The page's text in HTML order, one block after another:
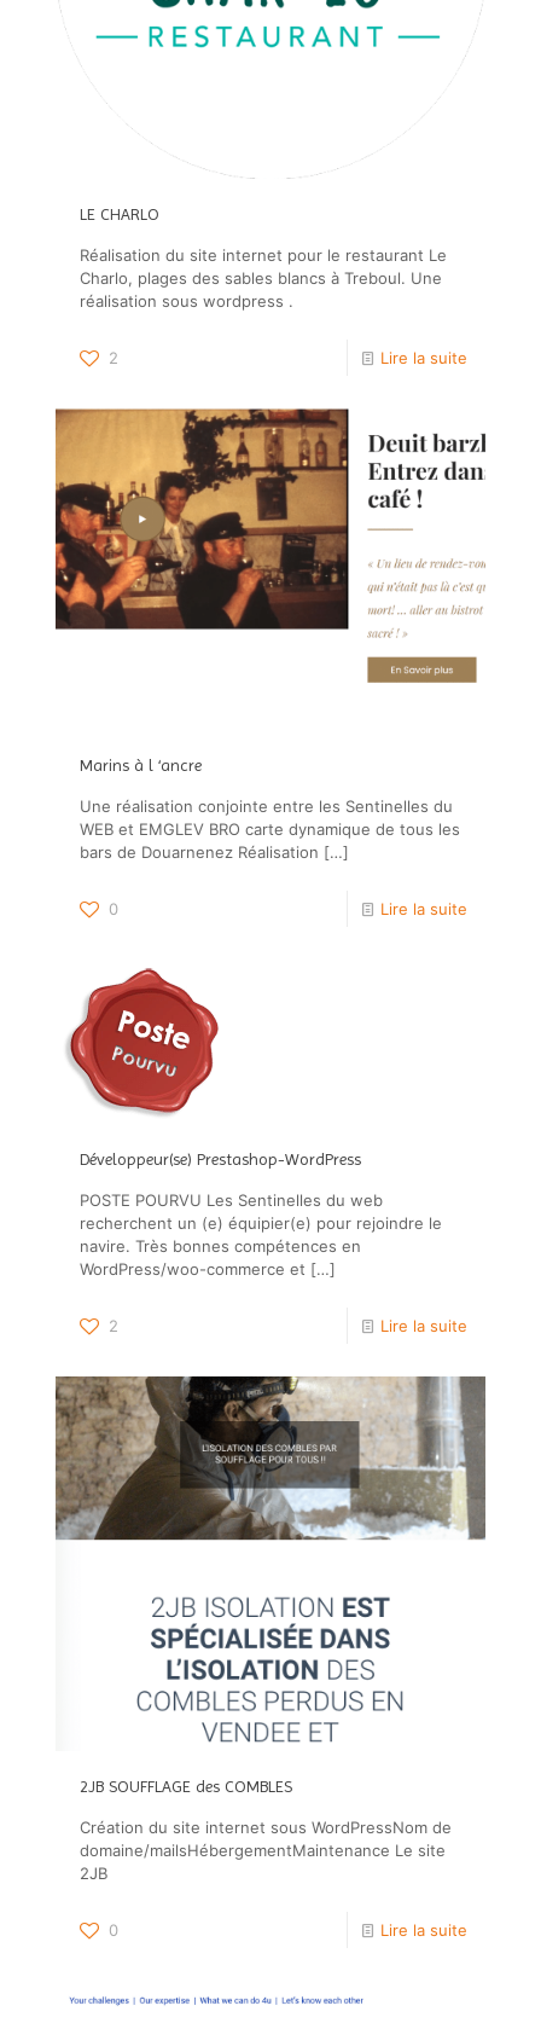
LE CHARLO
Réalisation du site internet pour le restaurant Le
Charlo, plages des sables blancs à Treboul. Une
réalisation sous wordpress .
2 Lire la suite
Marins à l ‘ancre
Une réalisation conjointe entre les Sentinelles du
WEB et EMGLEV BRO carte dynamique de tous les
bars de Douarnenez Réalisation […]
0 Lire la suite
Développeur(se) Prestashop-WordPress
POSTE POURVU Les Sentinelles du web
recherchent un (e) équipier(e) pour rejoindre le
navire. Très bonnes compétences en
WordPress/woo-commerce et […]
2 Lire la suite
2JB SOUFFLAGE des COMBLES
Création du site internet sous WordPressNom de
domaine/mailsHébergementMaintenance Le site
2JB
0 Lire la suite